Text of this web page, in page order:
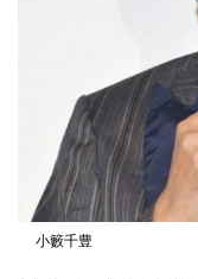
小籔千豊